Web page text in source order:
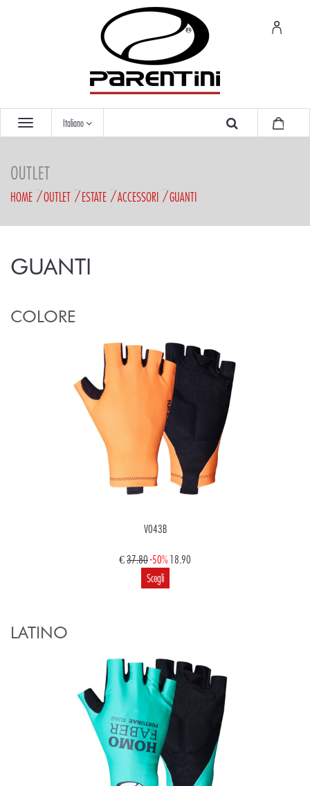
Italiano
OUTLET
HOME OUTLET ESTATE ACCESSORI GUANTI
GUANTI
COLORE
V043B
€37.80-50% 18.90
Scegli
LATINO